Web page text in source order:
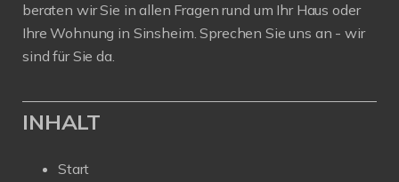
beraten wir Sie in allen Fragen rund um Ihr Haus oder
Ihre Wohnung in Sinsheim. Sprechen Sie uns an - wir
sind für Sie da.
INHALT
Start